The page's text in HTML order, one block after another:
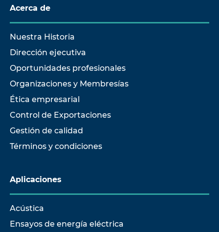
Acerca de
Nuestra Historia
Dirección ejecutiva
Oportunidades profesionales
Organizaciones y Membresías
Ética empresarial
Control de Exportaciones
Gestión de calidad
Términos y condiciones
Aplicaciones
Acústica
Ensayos de energía eléctrica